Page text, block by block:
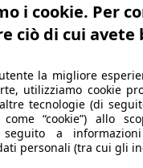
i cookie. Per
ciò di cui avete
la migliore
utilizziamo cookie
tecnologie (di
“cookie”) allo
a
personali (tra cui gli